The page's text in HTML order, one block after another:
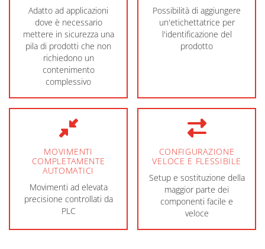
Adatto ad applicazioni
dove è necessario
mettere in sicurezza una
pila di prodotti che non
richiedono un
contenimento
complessivo
Possibilità di aggiungere
un'etichettatrice per
l'identificazione del
prodotto
MOVIMENTI
COMPLETAMENTE
AUTOMATICI
Movimenti ad elevata
precisione controllati da
PLC
CONFIGURAZIONE
VELOCE E FLESSIBILE
Setup e sostituzione della
maggior parte dei
componenti facile e
veloce